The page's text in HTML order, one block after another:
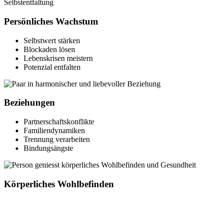
Persönliches Wachstum
Selbstwert stärken
Blockaden lösen
Lebenskrisen meistern
Potenzial entfalten
Beziehungen
Partnerschaftskonflikte
Familiendynamiken
Trennung verarbeiten
Bindungsängste
Körperliches Wohlbefinden